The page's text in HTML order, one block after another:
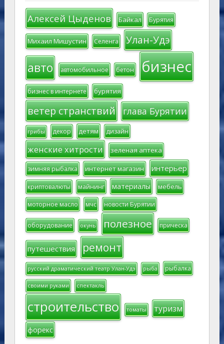
Алексей Цыденов Байкал Бурятия
Михаил Мишустин Селенга Улан-Удэ
авто автомобильное бетон бизнес
бизнес в интернете бурятия
ветер странствий глава Бурятии
грибы декор детям дизайн
женские хитрости зеленая аптека
зимняя рыбалка интернет магазин интерьер
криптовалюты майнинг материалы мебель
моторное масло мчс новости Бурятии
оборудование окунь полезное прическа
путешествия ремонт
русский драматический театр Улан-Удэ рыба рыбалка
своими руками спектакль
строительство томаты туризм
форекс